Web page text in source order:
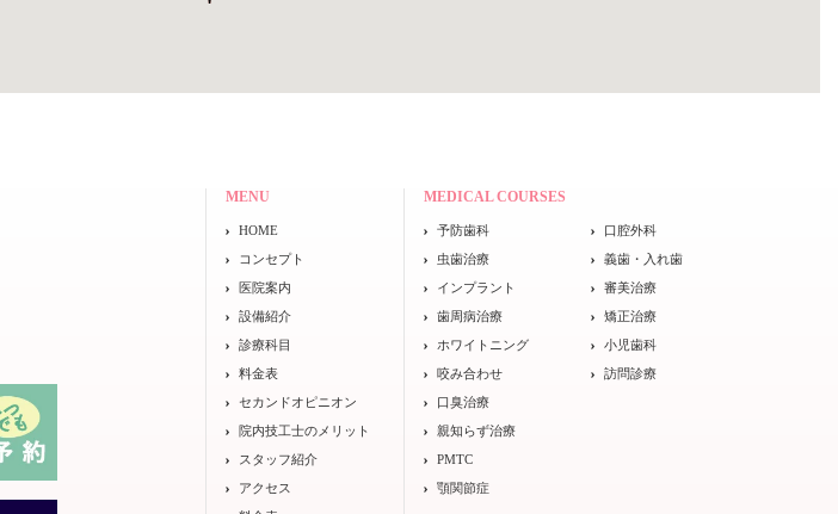
MENU
HOME
コンセプト
医院案内
設備紹介
診療科目
料金表
セカンドオピニオン
院内技工士のメリット
スタッフ紹介
アクセス
MEDICAL COURSES
予防歯科
虫歯治療
インプラント
歯周病治療
ホワイトニング
咬み合わせ
口臭治療
親知らず治療
PMTC
顎関節症
口腔外科
義歯・入れ歯
審美治療
矯正治療
小児歯科
訪問診療